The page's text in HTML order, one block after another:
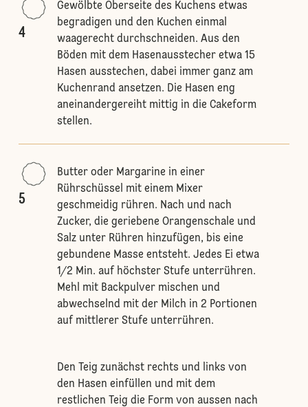
4
Gewölbte Oberseite des Kuchens etwas
begradigen und den Kuchen einmal
waagerecht durchschneiden. Aus den
Böden mit dem Hasenausstecher etwa 15
Hasen ausstechen, dabei immer ganz am
Kuchenrand ansetzen. Die Hasen eng
aneinandergereiht mittig in die Cakeform
stellen.
5
Butter oder Margarine in einer
Rührschüssel mit einem Mixer
geschmeidig rühren. Nach und nach
Zucker, die geriebene Orangenschale und
Salz unter Rühren hinzufügen, bis eine
gebundene Masse entsteht. Jedes Ei etwa
1/2 Min. auf höchster Stufe unterrühren.
Mehl mit Backpulver mischen und
abwechselnd mit der Milch in 2 Portionen
auf mittlerer Stufe unterrühren.
Den Teig zunächst rechts und links von
den Hasen einfüllen und mit dem
restlichen Teig die Form von aussen nach